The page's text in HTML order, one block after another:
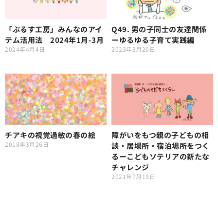
「ぷるす工房」みんなのアイ
テム活用法 2024年1月-3月
2024年4月4日
Q49. 男の子同士の友達関係
ーゆるゆる子育て実践編
2023年3月20日
チアキの視覚過敏の春の絵
2018年3月26日
障がいをもつ親の子どもの相
談・居場所・宿泊場所をつく
るーこどもソテリアの新たな
チャレンジ
2021年7月19日